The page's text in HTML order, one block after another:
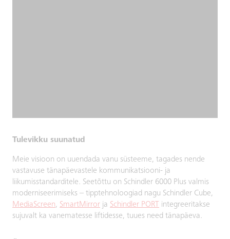
Tulevikku suunatud
Meie visioon on uuendada vanu süsteeme, tagades nende
vastavuse tänapäevastele kommunikatsiooni- ja
liikumisstandarditele. Seetõttu on Schindler 6000 Plus valmis
moderniseerimiseks – tipptehnoloogiad nagu Schindler Cube,
MediaScreen, SmartMirror ja Schindler PORT
integreeritakse
sujuvalt ka vanematesse liftidesse, tuues need tänapäeva.